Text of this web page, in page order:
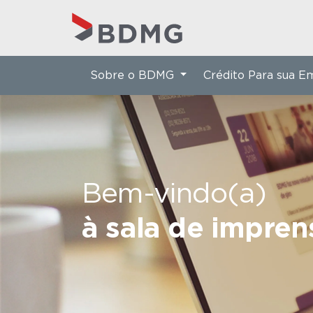
Bem-vindo(a)
à sala de
Sobre o BDMG Crédito Para sua